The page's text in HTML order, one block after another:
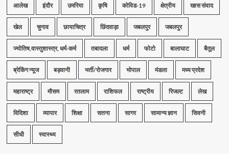
आलेख इंदौर उमरिया कृषि कोविड-19 क्षेत्रीय खास संवाद
खेल चुनाव छायाचित्र छिंदवाड़ा जबलपुर जबलपुर
ज्योतिष,वास्तुशास्त्र, धर्म-कर्म तबादला धर्म फोटो बालाघाट बैतूल
ब्रेकिंग न्यूज बड़वानी भर्ती/रोजगार भोपाल मंडला मध्य प्रदेश
महाराष्ट्र मौसम रतलाम राशिफल राष्ट्रीय रिजल्ट लेख
विदिशा व्यापार शिक्षा सतना सागर सामान्य ज्ञान सिवनी
सीधी स्वास्थ्य